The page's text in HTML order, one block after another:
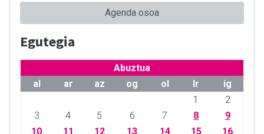
Agenda osoa
Egutegia
Abuztua
al
ar az og ol lr
ig
1
2
3
4 5 6 7 8
9
10
11 12 13 14 15
16